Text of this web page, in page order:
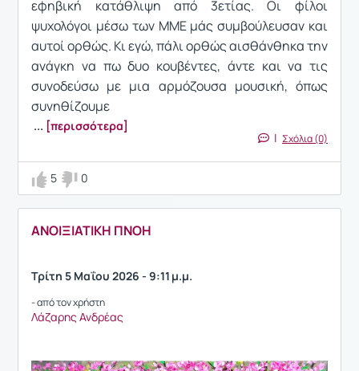
εφηβική κατάθλιψη από 3ετίας. Οι φίλοι
ψυχολόγοι μέσω των ΜΜΕ μάς συμβούλευσαν και
αυτοί ορθώς. Κι εγώ, πάλι ορθώς αισθάνθηκα την
ανάγκη να πω δυο κουβέντες, άντε και να τις
συνοδεύσω με μια αρμόζουσα μουσική, όπως
συνηθίζουμε
... [περισσότερα]
| Σχόλια (0)
5 0
ANOIΞΙΑΤΙΚΗ ΠΝΟΗ
Τρίτη 5 Μαΐου 2026 - 9:11 μ.μ.
- από τον χρήστη
Λάζαρης Ανδρέας